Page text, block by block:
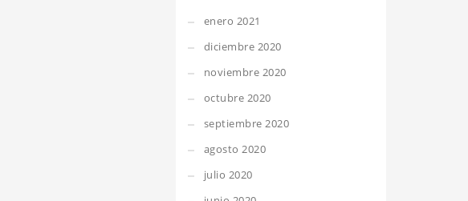
enero 2021
diciembre 2020
noviembre 2020
octubre 2020
septiembre 2020
agosto 2020
julio 2020